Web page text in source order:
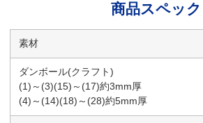
商品スペック
素材
ダンボール(クラフト)
(1)～(3)(15)～(17)約3mm厚
(4)～(14)(18)～(28)約5mm厚